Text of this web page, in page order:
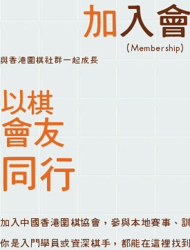
加入
(Membership)
與香港圍棋社群一起成長
以棋
會友
同行
加入中國香港圍棋協會，參與本地賽事、
你是入門學員或資深棋手，都能在這裡找